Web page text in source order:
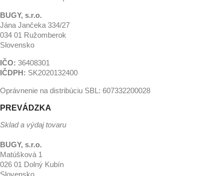
BUGY, s.r.o.
Jána Jančeka 334/27
034 01 Ružomberok
Slovensko
IČO: 36408301
IČDPH: SK2020132400
Oprávnenie na distribúciu SBL: 607332200028
PREVÁDZKA
Sklad a výdaj tovaru
BUGY, s.r.o.
Matúšková 1
026 01 Dolný Kubín
Slovensko